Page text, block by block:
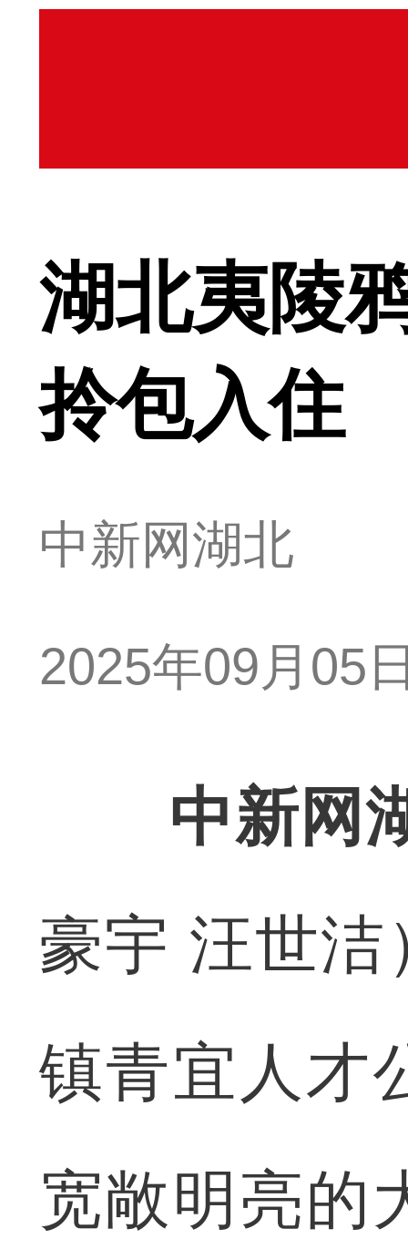
湖北夷陵
拎包入住
中新网湖北
2025年09月05
中新网
豪宇 汪世
镇青宜人才
宽敞明亮的